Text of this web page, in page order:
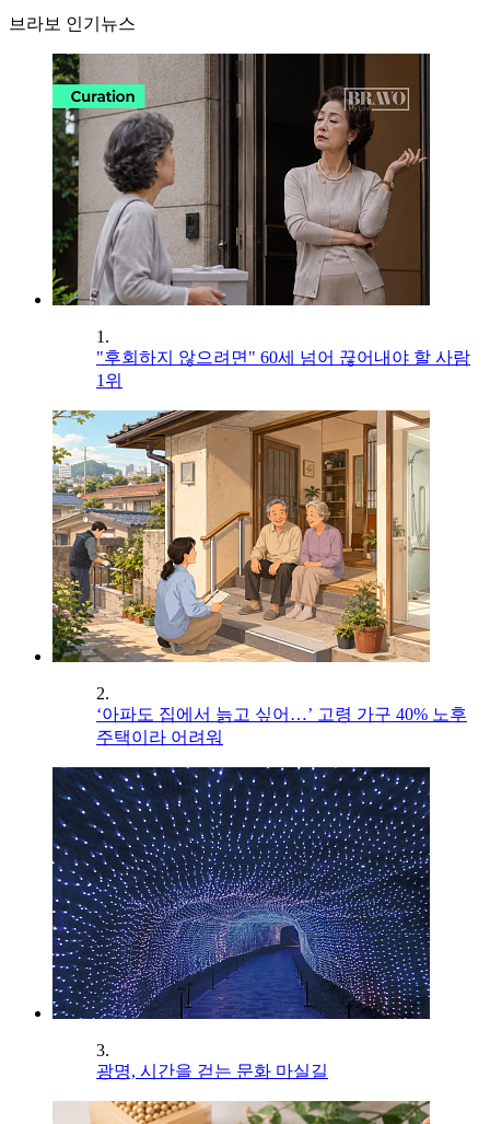
브라보 인기뉴스
1.
"후회하지 않으려면" 60세 넘어 끊어내야 할 사람
1위
2.
‘아파도 집에서 늙고 싶어…’ 고령 가구 40% 노후
주택이라 어려워
3.
광명, 시간을 걷는 문화 마실길